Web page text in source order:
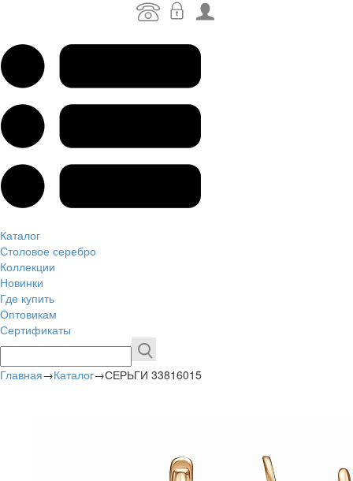
Каталог
Столовое серебро
Коллекции
Новинки
Где купить
Оптовикам
Сертификаты
Главная→Каталог→СЕРЬГИ 33816015